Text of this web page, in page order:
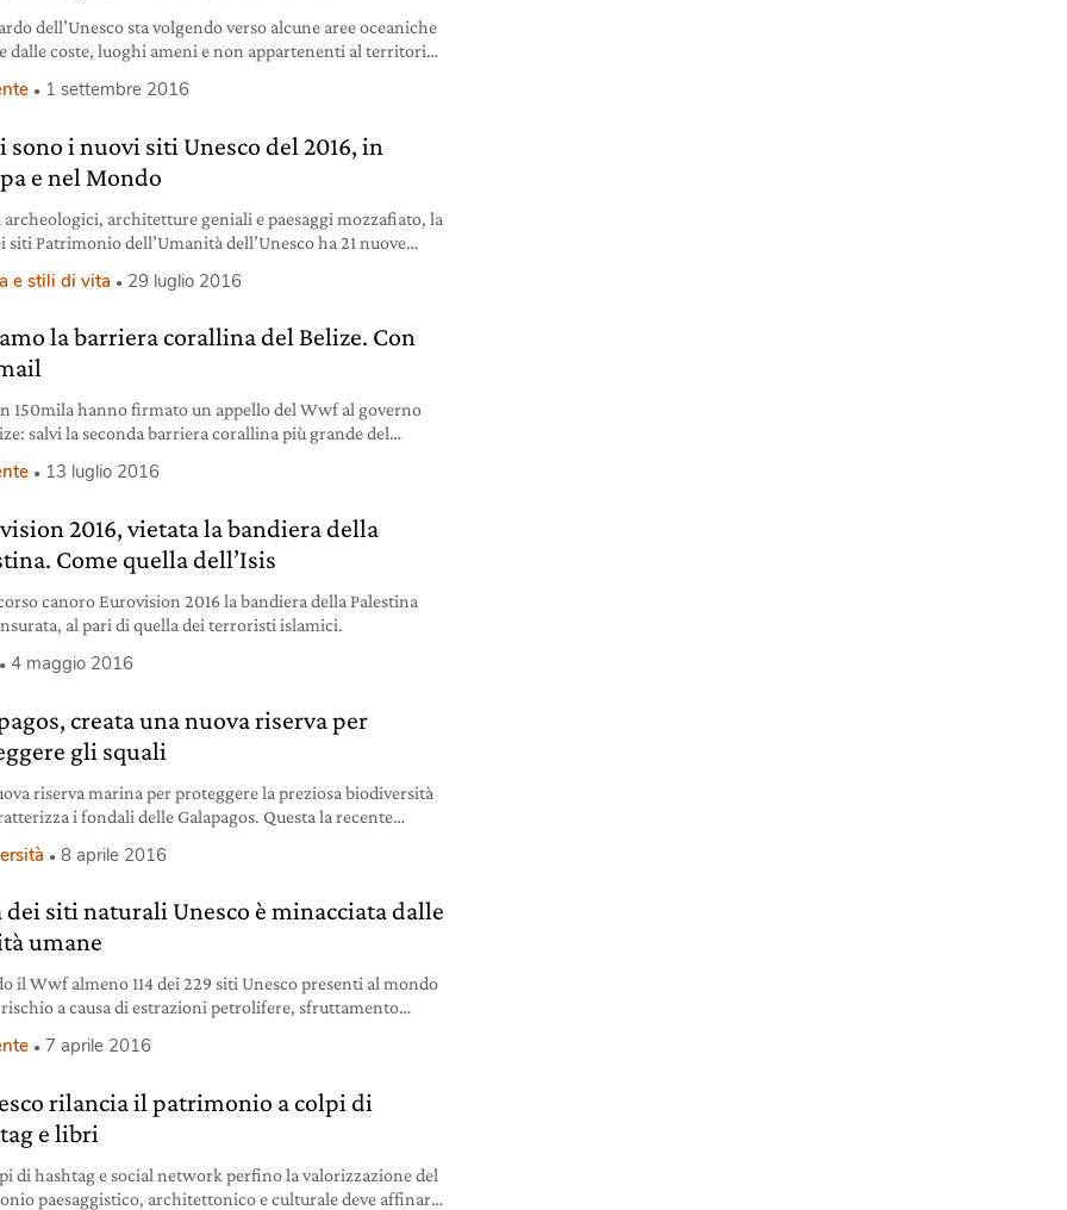
dell’Unesco sta volgendo verso alcune aree oceaniche
dalle coste, luoghi ameni e non appartenenti al territorio
di patrimoni dell’umanità che comprenderà cinque
di specie rare di coralli e altre perché sono luogo di
1 settembre 2016
sono i nuovi siti Unesco del 2016, in
e nel Mondo
archeologici, architetture geniali e paesaggi mozzafiato, la
siti Patrimonio dell’Umanità dell’Unesco ha 21 nuove
e stili di vita 29 luglio 2016
la barriera corallina del Belize. Con
150mila hanno firmato un appello del Wwf al governo
salvi la seconda barriera corallina più grande del
13 luglio 2016
2016, vietata la bandiera della
Come quella dell’Isis
canoro Eurovision 2016 la bandiera della Palestina
al pari di quella dei terroristi islamici.
4 maggio 2016
creata una nuova riserva per
gli squali
riserva marina per proteggere la preziosa biodiversità
i fondali delle Galapagos. Questa la recente
vita che popolano le acque dell’arcipelago. Il 97 per cento
dell’umanità, per l’importanza assunta dall’arcipelago
dell’evoluzione
8 aprile 2016
dei siti naturali Unesco è minacciata dalle
umane
il Wwf almeno 114 dei 229 siti Unesco presenti al mondo
rischio a causa di estrazioni petrolifere, sfruttamento
7 aprile 2016
rilancia il patrimonio a colpi di
e libri
di hashtag e social network perfino la valorizzazione del
paesaggistico, architettonico e culturale deve affinare